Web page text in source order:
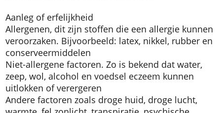
Aanleg of erfelijkheid
Allergenen, dit zijn stoffen die een allergie kunnen
veroorzaken. Bijvoorbeeld: latex, nikkel, rubber en
conserveermiddelen
Niet-allergene factoren. Zo is bekend dat water,
zeep, wol, alcohol en voedsel eczeem kunnen
uitlokken of verergeren
Andere factoren zoals droge huid, droge lucht,